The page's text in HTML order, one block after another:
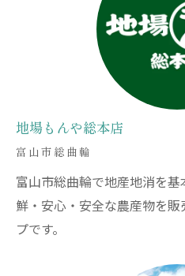
地場もんや総本店
富山市総曲輪
富山市総曲輪で地産地消を
鮮・安心・安全な農産物を
プです。